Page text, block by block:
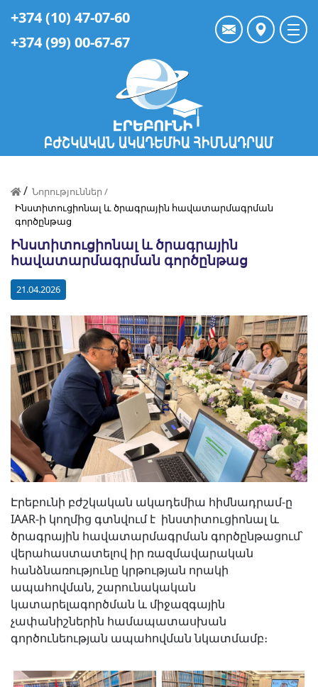
+374 (10) 47-07-60
+374 (99) 00-67-67
/ Նորություններ /
Ինստիտուցիոնալ և ծրագրային հավատարմագրման
գործընթաց
Ինստիտուցիոնալ և ծրագրային
հավատարմագրման գործընթաց
21.04.2026
Էրեբունի բժշկական ակադեմիա հիմնադրամ-ը
IAAR-ի կողմից գտնվում է ինստիտուցիոնալ և
ծրագրային հավատարմագրման գործընթացում՝
վերահաստատելով իր ռազմավարական
հանձնառությունը կրթության որակի
ապահովման, շարունակական
կատարելագործման և միջազգային
չափանիշներին համապատասխան
գործունեության ապահովման նկատմամբ։